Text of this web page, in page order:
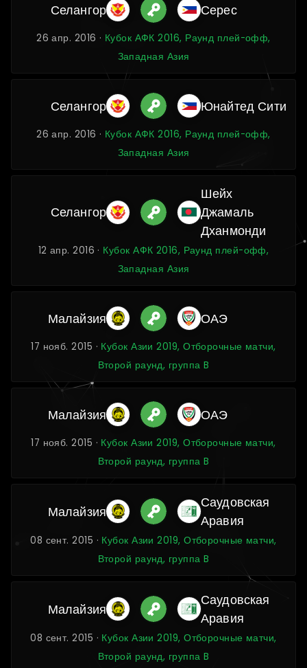
Селангор Серес
26 апр. 2016 · Кубок АФК 2016, Раунд плей-офф,
Западная Азия
Селангор Юнайтед Сити
26 апр. 2016 · Кубок АФК 2016, Раунд плей-офф,
Западная Азия
Селангор
Шейх
Джамаль
Дханмонди
12 апр. 2016 · Кубок АФК 2016, Раунд плей-офф,
Западная Азия
Малайзия ОАЭ
17 нояб. 2015 · Кубок Азии 2019, Отборочные матчи,
Второй раунд, группа B
Малайзия ОАЭ
17 нояб. 2015 · Кубок Азии 2019, Отборочные матчи,
Второй раунд, группа B
Малайзия
Саудовская
Аравия
08 сент. 2015 · Кубок Азии 2019, Отборочные матчи,
Второй раунд, группа B
Малайзия
Саудовская
Аравия
08 сент. 2015 · Кубок Азии 2019, Отборочные матчи,
Второй раунд, группа B